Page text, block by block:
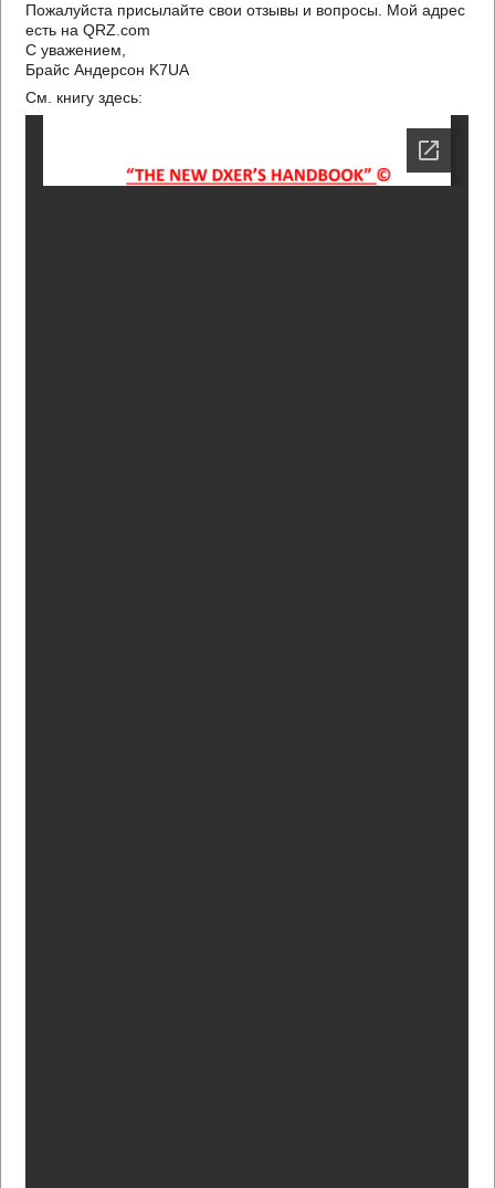
Пожалуйста присылайте свои отзывы и вопросы. Мой адрес
есть на QRZ.com
С уважением,
Брайс Андерсон K7UA
См. книгу здесь: